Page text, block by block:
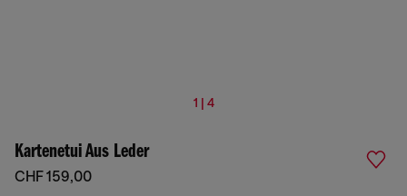
1 | 4
Kartenetui Aus Leder
CHF 159,00